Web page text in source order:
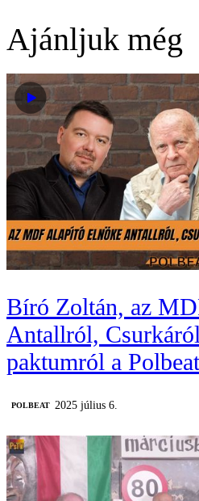
Ajánljuk még
Bíró Zoltán, az
Antallról,
paktumról a
‎POLBEAT 2025 július 6.